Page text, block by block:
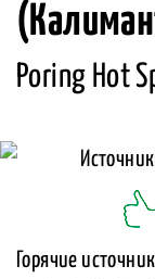
Poring Hot
Горячие